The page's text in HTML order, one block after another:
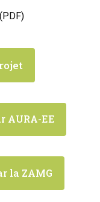
(PDF)
AURA-EE
la ZAMG